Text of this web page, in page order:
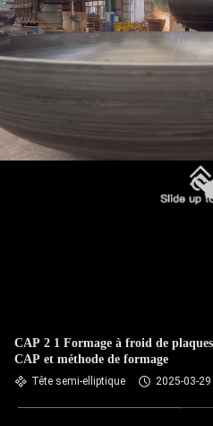
CAP 2 1 Formage à froid de
CAP et méthode de formage
Tête semi-elliptique 2025-03-29